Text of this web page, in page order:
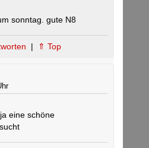
sonntag. gute N8
| ⇑ Top
eine schöne